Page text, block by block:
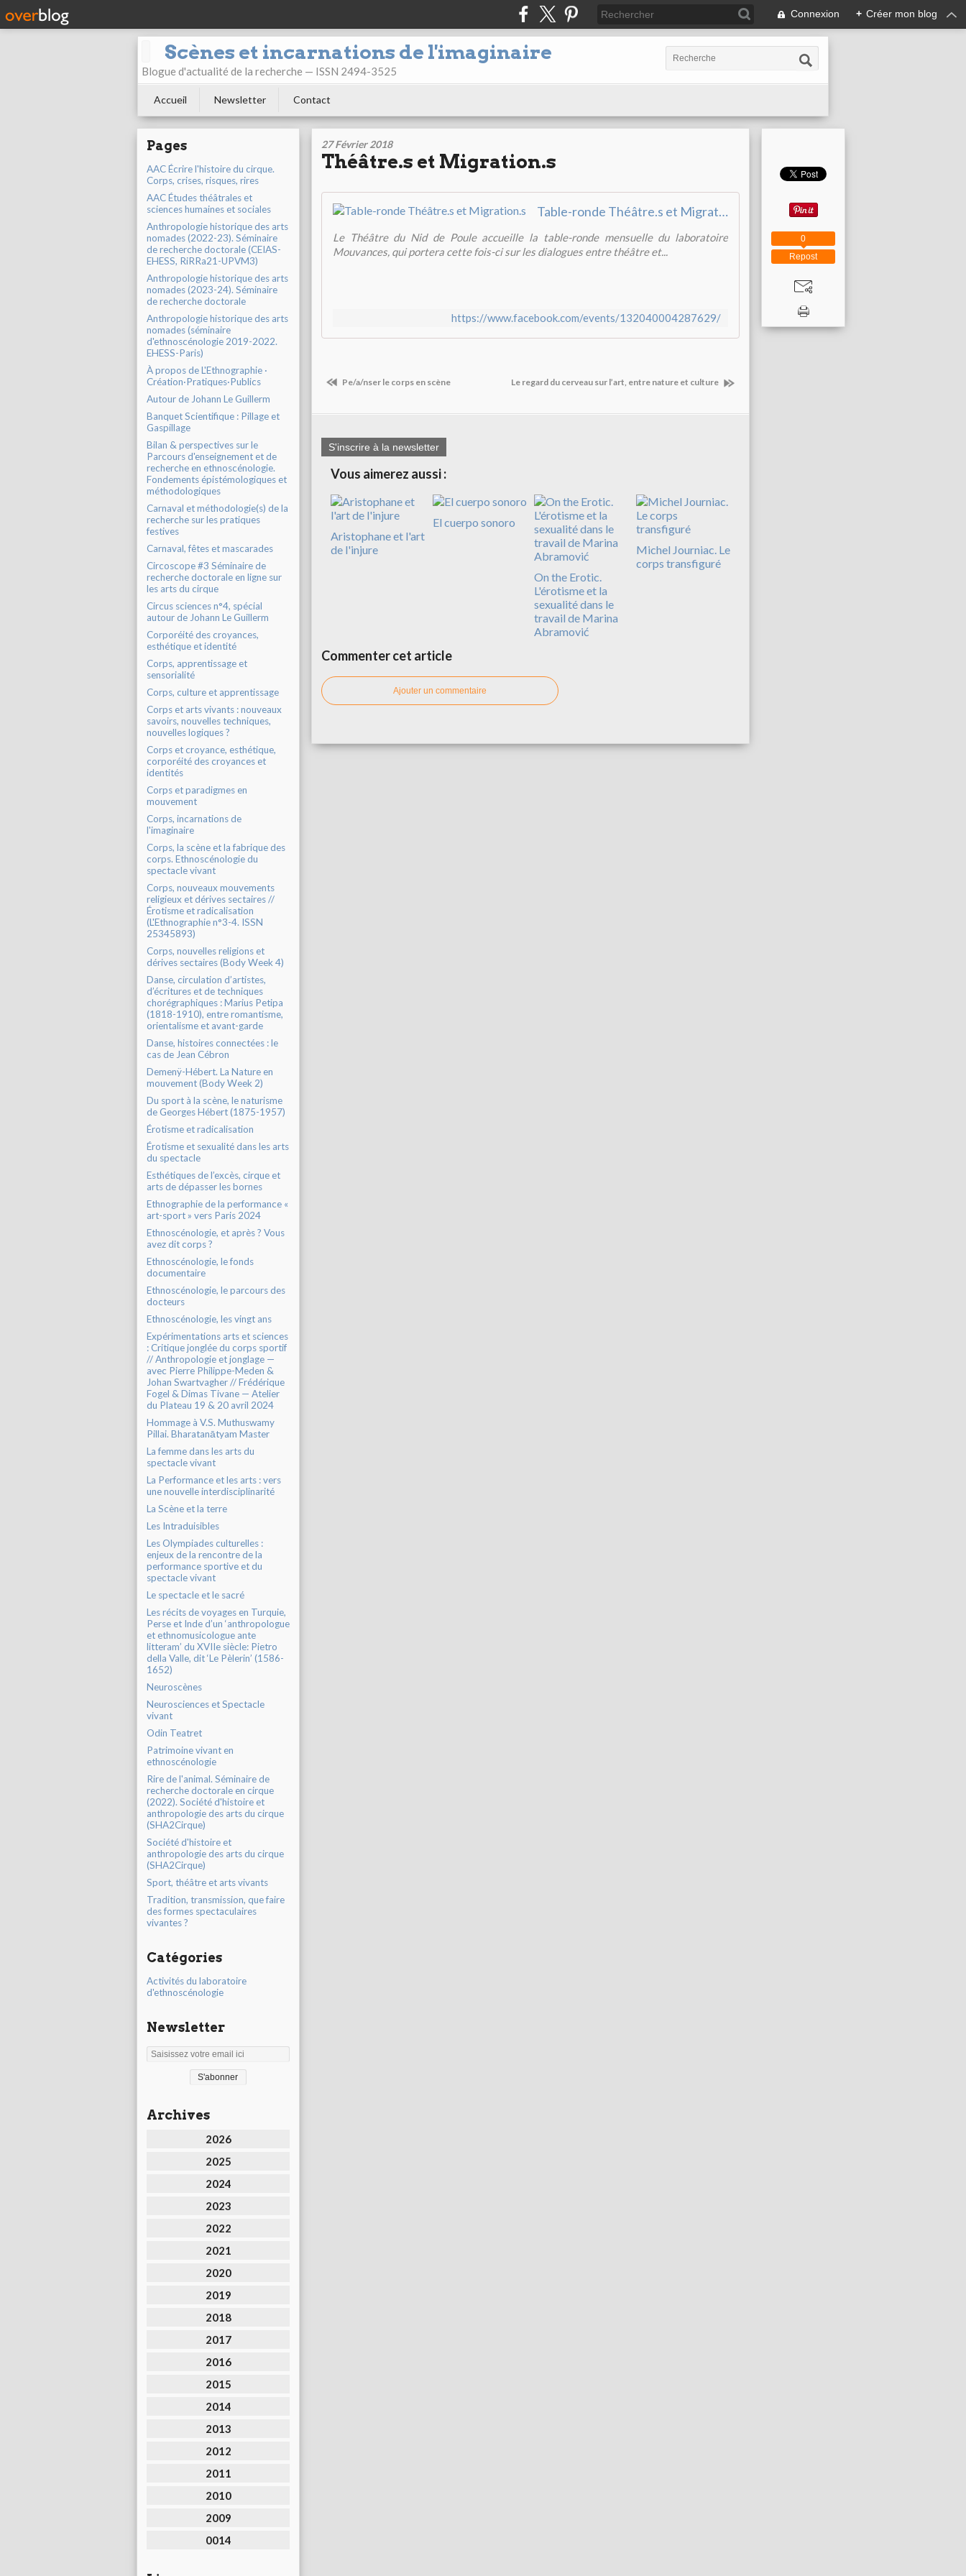
Connexion + Créer mon blog
Scènes et incarnations de l'imaginaire
Blogue d'actualité de la recherche — ISSN 2494-3525
Accueil Newsletter Contact
Pages
AAC Écrire l'histoire du cirque.
Corps, crises, risques, rires
AAC Études théâtrales et
sciences humaines et sociales
Anthropologie historique des arts
nomades (2022-23). Séminaire
de recherche doctorale (CEIAS-
EHESS, RiRRa21-UPVM3)
Anthropologie historique des arts
nomades (2023-24). Séminaire
de recherche doctorale
Anthropologie historique des arts
nomades (séminaire
d'ethnoscénologie 2019-2022.
EHESS-Paris)
À propos de L'Ethnographie ·
Création·Pratiques·Publics
Autour de Johann Le Guillerm
Banquet Scientifique : Pillage et
Gaspillage
Bilan & perspectives sur le
Parcours d'enseignement et de
recherche en ethnoscénologie.
Fondements épistémologiques et
méthodologiques
Carnaval et méthodologie(s) de la
recherche sur les pratiques
festives
Carnaval, fêtes et mascarades
Circoscope #3 Séminaire de
recherche doctorale en ligne sur
les arts du cirque
Circus sciences n°4, spécial
autour de Johann Le Guillerm
Corporéité des croyances,
esthétique et identité
Corps, apprentissage et
sensorialité
Corps, culture et apprentissage
Corps et arts vivants : nouveaux
savoirs, nouvelles techniques,
nouvelles logiques ?
Corps et croyance, esthétique,
corporéité des croyances et
identités
Corps et paradigmes en
mouvement
Corps, incarnations de
l'imaginaire
Corps, la scène et la fabrique des
corps. Ethnoscénologie du
spectacle vivant
Corps, nouveaux mouvements
religieux et dérives sectaires //
Érotisme et radicalisation
(L'Ethnographie n°3-4. ISSN
25345893)
Corps, nouvelles religions et
dérives sectaires (Body Week 4)
Danse, circulation d’artistes,
d’écritures et de techniques
chorégraphiques : Marius Petipa
(1818-1910), entre romantisme,
orientalisme et avant-garde
Danse, histoires connectées : le
cas de Jean Cébron
Demenÿ-Hébert. La Nature en
mouvement (Body Week 2)
Du sport à la scène, le naturisme
de Georges Hébert (1875-1957)
Érotisme et radicalisation
Érotisme et sexualité dans les arts
du spectacle
Esthétiques de l’excès, cirque et
arts de dépasser les bornes
Ethnographie de la performance «
art-sport » vers Paris 2024
Ethnoscénologie, et après ? Vous
avez dit corps ?
Ethnoscénologie, le fonds
documentaire
Ethnoscénologie, le parcours des
docteurs
Ethnoscénologie, les vingt ans
Expérimentations arts et sciences
: Critique jonglée du corps sportif
// Anthropologie et jonglage —
avec Pierre Philippe-Meden &
Johan Swartvagher // Frédérique
Fogel & Dimas Tivane — Atelier
du Plateau 19 & 20 avril 2024
Hommage à V.S. Muthuswamy
Pillai. Bharatanātyam Master
La femme dans les arts du
spectacle vivant
La Performance et les arts : vers
une nouvelle interdisciplinarité
La Scène et la terre
Les Intraduisibles
Les Olympiades culturelles :
enjeux de la rencontre de la
performance sportive et du
spectacle vivant
Le spectacle et le sacré
Les récits de voyages en Turquie,
Perse et Inde d’un ‘anthropologue
et ethnomusicologue ante
litteram’ du XVIIe siècle: Pietro
della Valle, dit ‘Le Pèlerin’ (1586-
1652)
Neuroscènes
Neurosciences et Spectacle
vivant
Odin Teatret
Patrimoine vivant en
ethnoscénologie
Rire de l'animal. Séminaire de
recherche doctorale en cirque
(2022). Société d'histoire et
anthropologie des arts du cirque
(SHA2Cirque)
Société d'histoire et
anthropologie des arts du cirque
(SHA2Cirque)
Sport, théâtre et arts vivants
Tradition, transmission, que faire
des formes spectaculaires
vivantes ?
Catégories
Activités du laboratoire
d'ethnoscénologie
Newsletter
Archives
2026
2025
2024
2023
2022
2021
2020
2019
2018
2017
2016
2015
2014
2013
2012
2011
2010
2009
0014
27 Février 2018
Théâtre.s et Migration.s
Table-ronde Théâtre.s et Migration.s
Le Théâtre du Nid de Poule accueille la table-ronde mensuelle du laboratoire
Mouvances, qui portera cette fois-ci sur les dialogues entre théâtre et...
https://www.facebook.com/events/132040004287629/
Pe/a/nser le corps en scène Le regard du cerveau sur l’art, entre nature et culture
S'inscrire à la newsletter
Vous aimerez aussi :
Aristophane et l'art
de l'injure
El cuerpo sonoro
On the Erotic.
L'érotisme et la
sexualité dans le
travail de Marina
Abramović
Michel Journiac. Le
corps transfiguré
Commenter cet article
Ajouter un commentaire
Repost
0